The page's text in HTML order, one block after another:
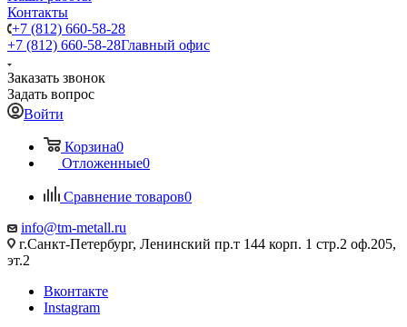
Контакты
+7 (812) 660-58-28
+7 (812) 660-58-28Главный офис
Заказать звонок
Задать вопрос
Войти
Корзина0
Отложенные0
Сравнение товаров0
info@tm-metall.ru
г.Санкт-Петербург, Ленинский пр.т 144 корп. 1 стр.2 оф.205,
эт.2
Вконтакте
Instagram